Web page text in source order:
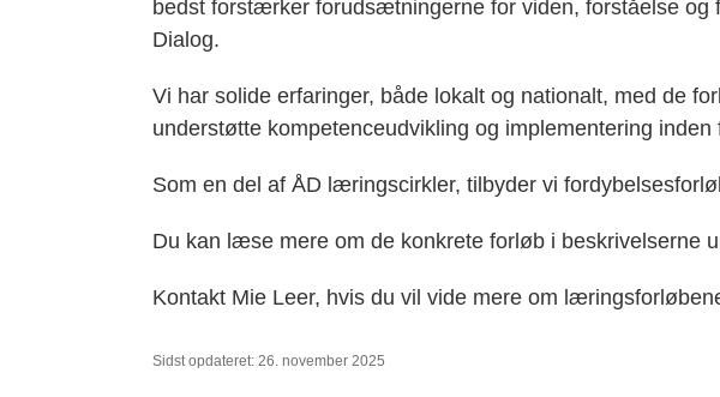
bedst forstærker forudsætningerne for viden, forståelse
Dialog.
Vi har solide erfaringer, både lokalt og nationalt, med de
understøtte kompetenceudvikling og implementering inden
Som en del af ÅD læringscirkler, tilbyder vi
Du kan læse mere om de konkrete forløb i beskrivelserne
Kontakt Mie Leer, hvis du vil vide mere om
Sidst opdateret: 26. november 2025